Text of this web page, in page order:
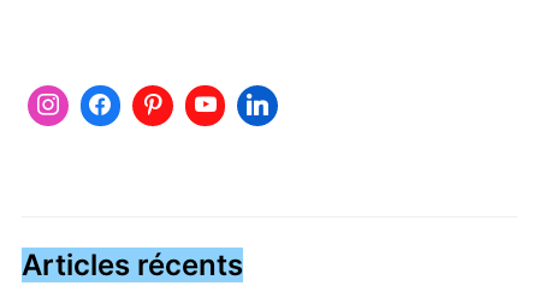
Articles récents